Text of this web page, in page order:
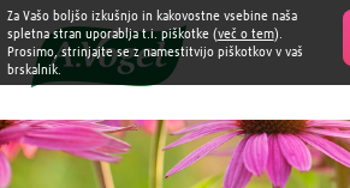

Za Vašo boljšo izkušnjo in kakovostne vsebine naša
spletna stran uporablja t.i. piškotke (več o tem).
Prosimo, strinjajte se z namestitvijo piškotkov v vaš
brskalnik.